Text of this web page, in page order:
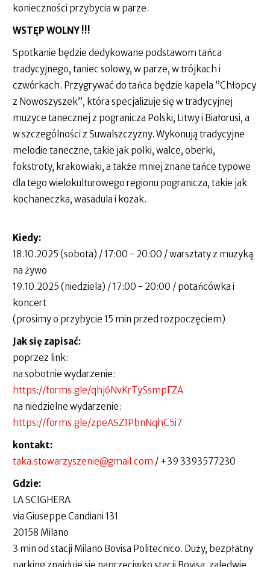
konieczności przybycia w parze.
WSTĘP WOLNY !!!
Spotkanie będzie dedykowane podstawom tańca
tradycyjnego, taniec solowy, w parze, w trójkach i
czwórkach. Przygrywać do tańca będzie kapela ”Chłopcy
z Nowoszyszek”, która specjalizuje się w tradycyjnej
muzyce tanecznej z pogranicza Polski, Litwy i Białorusi, a
w szczególności z Suwalszczyzny. Wykonują tradycyjne
melodie taneczne, takie jak polki, walce, oberki,
fokstroty, krakowiaki, a także mniej znane tańce typowe
dla tego wielokulturowego regionu pogranicza, takie jak
kochaneczka, wasadula i kozak.
Kiedy:
18.10.2025 (sobota) / 17:00 - 20:00 / warsztaty z muzyką
na żywo
19.10.2025 (niedziela) / 17:00 - 20:00 / potańcówka i
koncert
(prosimy o przybycie 15 min przed rozpoczęciem)
Jak się zapisać:
poprzez link:
na sobotnie wydarzenie:
https://forms.gle/qhj6NvKrTySsmpFZA
na niedzielne wydarzenie:
https://forms.gle/zpeASZ1PbnNqhC5i7
kontakt:
taka.stowarzyszenie@gmail.com / +39 3393577230
Gdzie:
LA SCIGHERA
via Giuseppe Candiani 131
20158 Milano
3 min od stacji Milano Bovisa Politecnico. Duży, bezpłatny